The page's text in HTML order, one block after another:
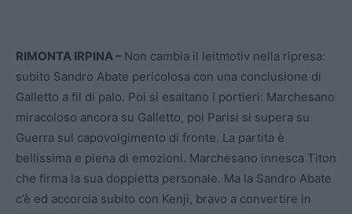
RIMONTA IRPINA – Non cambia il leitmotiv nella ripresa:
subito Sandro Abate pericolosa con una conclusione di
Galletto a fil di palo. Poi si esaltano i portieri: Marchesano
miracoloso ancora su Galletto, poi Parisi si supera su
Guerra sul capovolgimento di fronte. La partita è
bellissima e piena di emozioni. Marchesano innesca Titon
che firma la sua doppietta personale. Ma la Sandro Abate
c’è ed accorcia subito con Kenji, bravo a convertire in